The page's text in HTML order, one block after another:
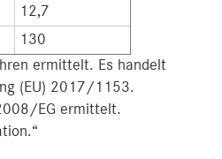
12,7
130
ermittelt. Es handelt
(EU) 2017/1153.
EG ermittelt.